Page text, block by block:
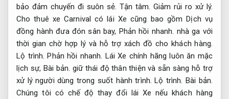
bảo đảm chuyến đi suôn sẻ. Tận tâm. Giảm rủi ro xử lý.
Cho thuê xe Carnival có lái Xe cũng bao gồm Dịch vụ
đồng hành đưa đón sân bay, Phản hồi nhanh. nhà ga với
thời gian chờ hợp lý và hỗ trợ xách đồ cho khách hàng.
Lộ trình. Phản hồi nhanh. Lái Xe chính hãng luôn ăn mặc
lịch sự, Bài bản. giữ thái độ thân thiện và sẵn sàng hỗ trợ
xử lý người dùng trong suốt hành trình. Lộ trình. Bài bản.
Chúng tôi có chế độ thay đổi lái Xe nếu khách hàng